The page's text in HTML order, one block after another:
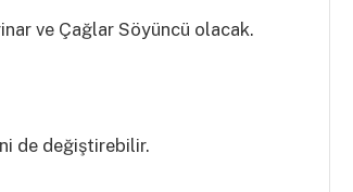
ve Çağlar Söyüncü olacak.
de değiştirebilir.